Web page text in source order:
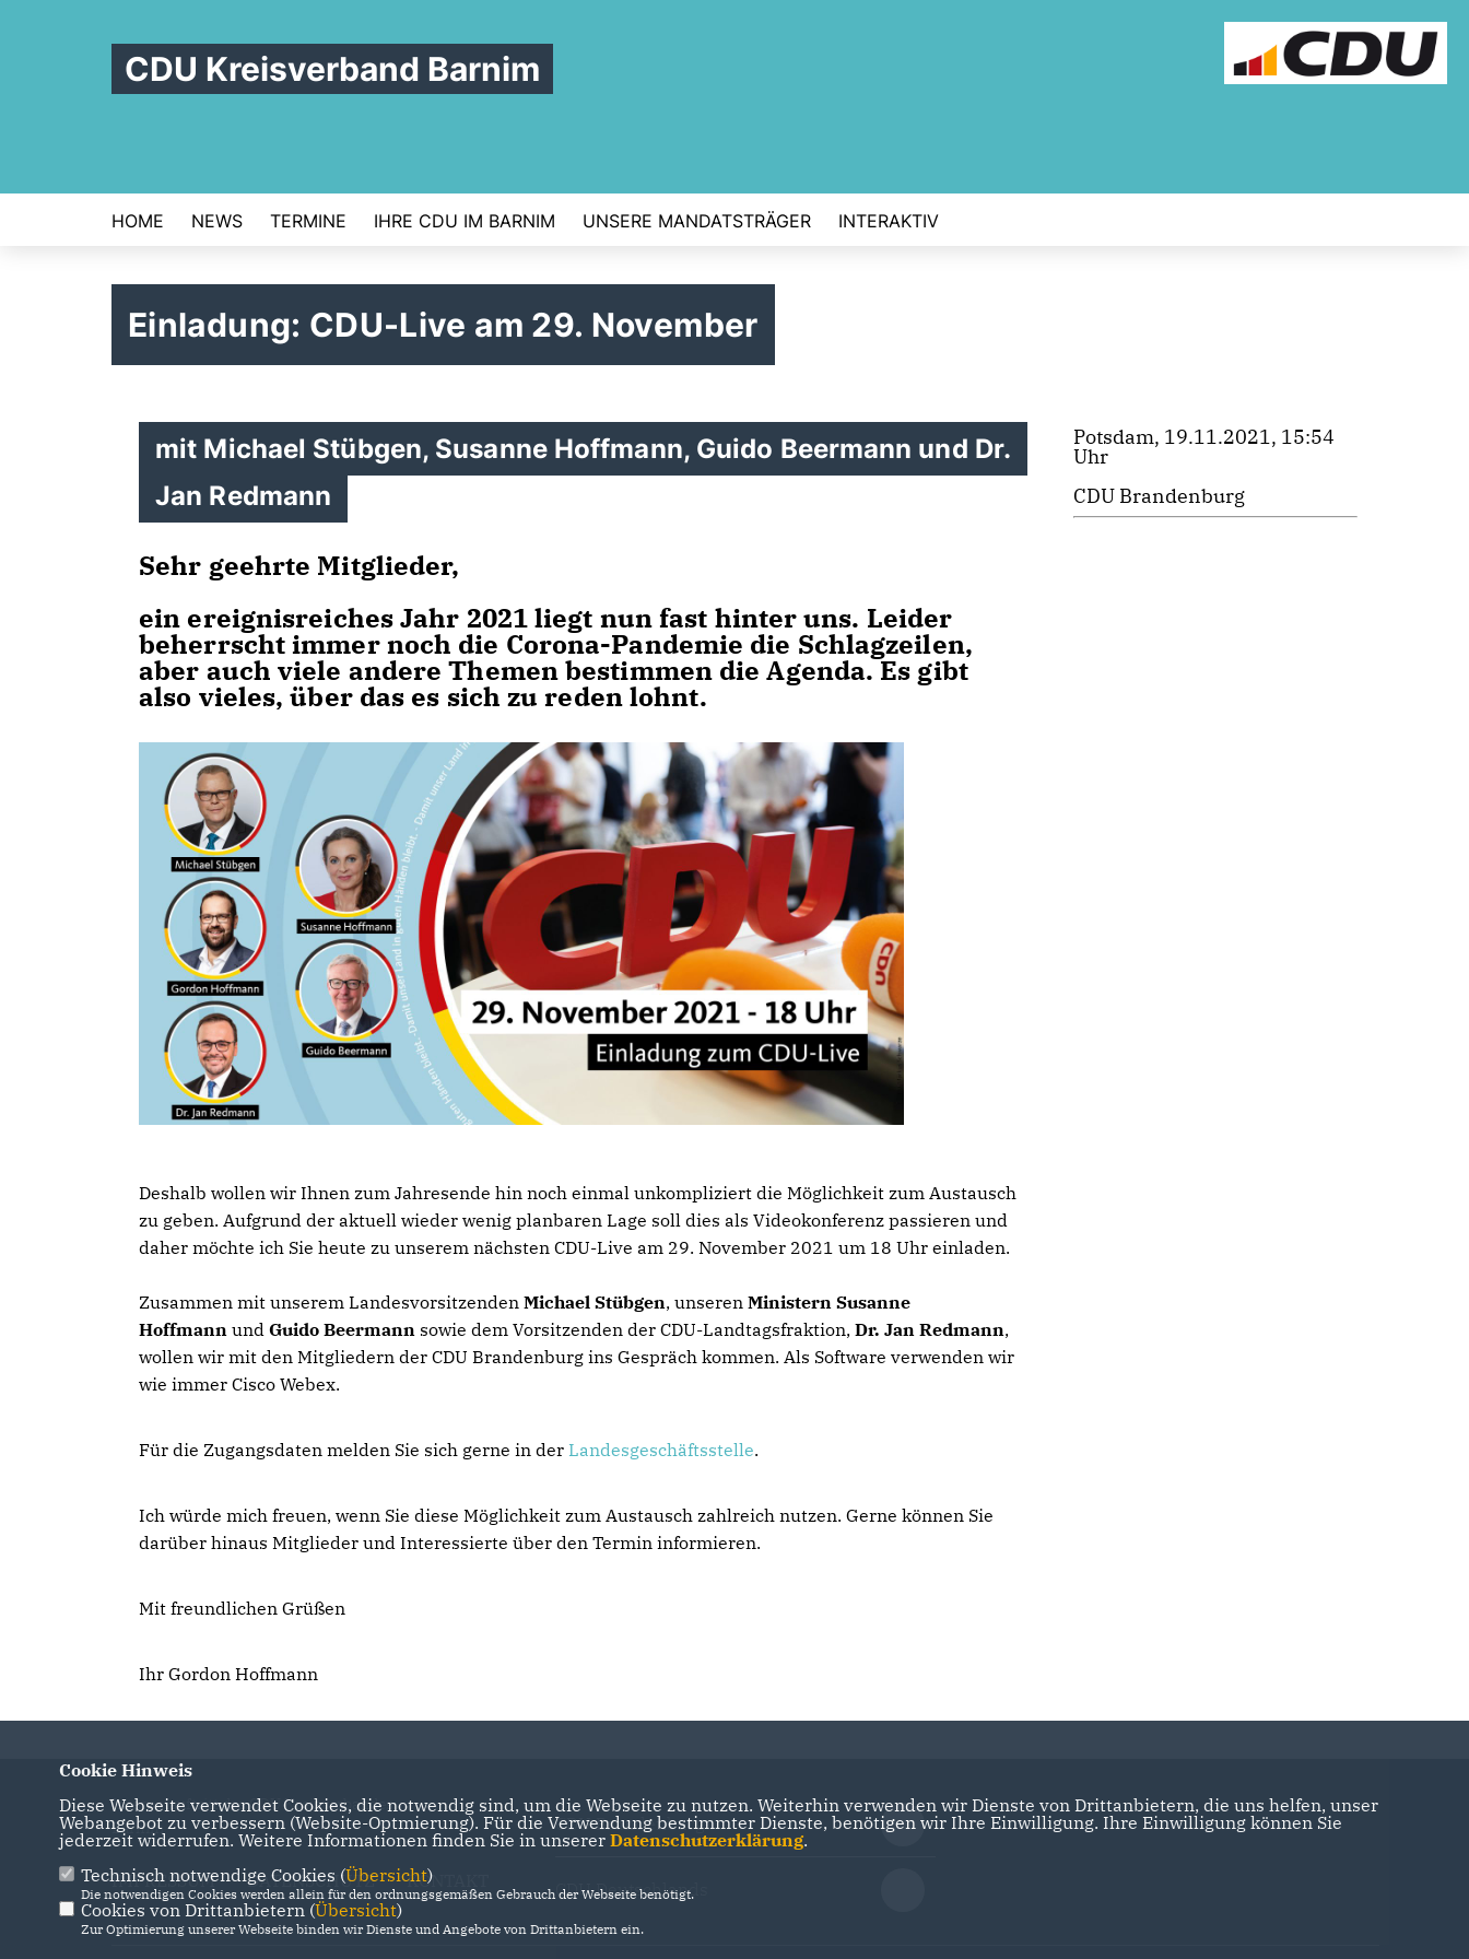
CDU Kreisverband Barnim
HOME NEWS TERMINE IHRE CDU IM BARNIM UNSERE MANDATSTRÄGER INTERAKTIV
Einladung: CDU-Live am 29. November
mit Michael Stübgen, Susanne Hoffmann, Guido Beermann und Dr.
Jan Redmann
Sehr geehrte Mitglieder,
ein ereignisreiches Jahr 2021 liegt nun fast hinter uns. Leider
beherrscht immer noch die Corona-Pandemie die Schlagzeilen,
aber auch viele andere Themen bestimmen die Agenda. Es gibt
also vieles, über das es sich zu reden lohnt.
Deshalb wollen wir Ihnen zum Jahresende hin noch einmal unkompliziert die Möglichkeit zum Austausch
zu geben. Aufgrund der aktuell wieder wenig planbaren Lage soll dies als Videokonferenz passieren und
daher möchte ich Sie heute zu unserem nächsten CDU-Live am 29. November 2021 um 18 Uhr einladen.
Zusammen mit unserem Landesvorsitzenden Michael Stübgen, unseren Ministern Susanne
Hoffmann und Guido Beermann sowie dem Vorsitzenden der CDU-Landtagsfraktion, Dr. Jan Redmann,
wollen wir mit den Mitgliedern der CDU Brandenburg ins Gespräch kommen. Als Software verwenden wir
wie immer Cisco Webex.
Für die Zugangsdaten melden Sie sich gerne in der Landesgeschäftsstelle.
Ich würde mich freuen, wenn Sie diese Möglichkeit zum Austausch zahlreich nutzen. Gerne können Sie
darüber hinaus Mitglieder und Interessierte über den Termin informieren.
Mit freundlichen Grüßen
Ihr Gordon Hoffmann
Potsdam, 19.11.2021, 15:54
Uhr
CDU Brandenburg
Internetauftritt des CDU Kreisverbandes
Barnim
IMPRESSUM DATENSCHUTZ KONTAKT
CDU Brandenburg
CDU Deutschlands
Cookie Hinweis
Diese Webseite verwendet Cookies, die notwendig sind, um die Webseite zu nutzen. Weiterhin verwenden wir Dienste von Drittanbietern, die uns helfen, unser
Webangebot zu verbessern (Website-Optmierung). Für die Verwendung bestimmter Dienste, benötigen wir Ihre Einwilligung. Ihre Einwilligung können Sie
jederzeit widerrufen. Weitere Informationen finden Sie in unserer Datenschutzerklärung.
Technisch notwendige Cookies (Übersicht)
Die notwendigen Cookies werden allein für den ordnungsgemäßen Gebrauch der Webseite benötigt.
Cookies von Drittanbietern (Übersicht)
Zur Optimierung unserer Webseite binden wir Dienste und Angebote von Drittanbietern ein.